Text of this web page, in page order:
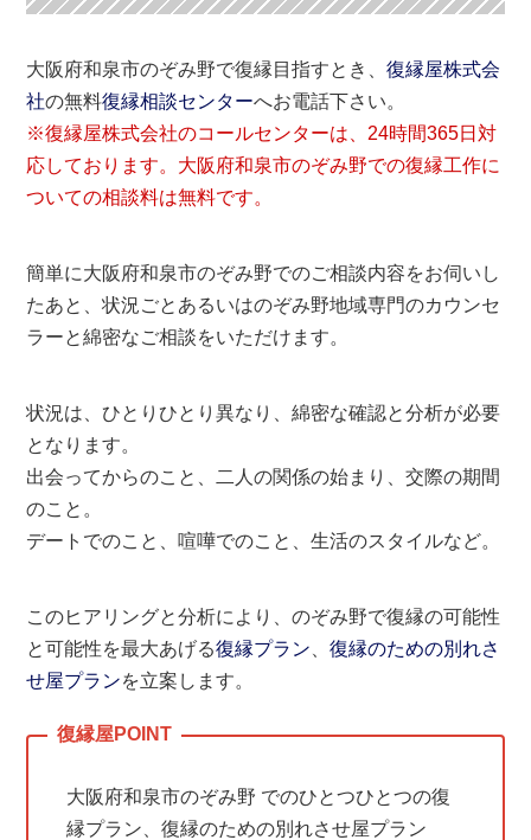
大阪府和泉市のぞみ野で復縁目指すとき、復縁屋株式会
社の無料復縁相談センターへお電話下さい。
※復縁屋株式会社のコールセンターは、24時間365日対
応しております。大阪府和泉市のぞみ野での復縁工作に
ついての相談料は無料です。
簡単に大阪府和泉市のぞみ野でのご相談内容をお伺いし
たあと、状況ごとあるいはのぞみ野地域専門のカウンセ
ラーと綿密なご相談をいただけます。
状況は、ひとりひとり異なり、綿密な確認と分析が必要
となります。
出会ってからのこと、二人の関係の始まり、交際の期間
のこと。
デートでのこと、喧嘩でのこと、生活のスタイルなど。
このヒアリングと分析により、のぞみ野で復縁の可能性
と可能性を最大あげる復縁プラン 、復縁のための別れさ
せ屋プランを立案します。
大阪府和泉市のぞみ野 でのひとつひとつの復
縁プラン、復縁のための別れさせ屋プラン